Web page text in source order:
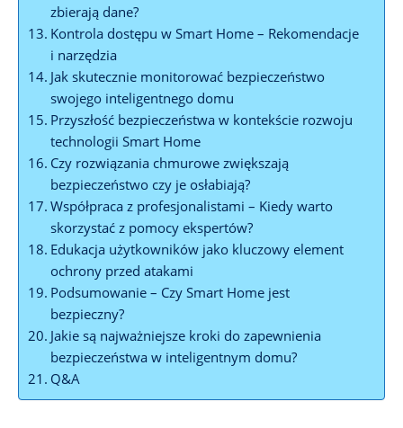
zbierają dane?
Kontrola dostępu w Smart Home – Rekomendacje
i narzędzia
Jak skutecznie monitorować bezpieczeństwo
swojego inteligentnego domu
Przyszłość bezpieczeństwa ​w ​kontekście rozwoju
technologii Smart Home
Czy rozwiązania ‌chmurowe zwiększają
⁣bezpieczeństwo czy je osłabiają?
Współpraca z‌ profesjonalistami –⁤ Kiedy warto
skorzystać ⁣z pomocy ekspertów?
Edukacja użytkowników jako kluczowy element
ochrony przed atakami
Podsumowanie – Czy Smart Home jest
bezpieczny?
Jakie są najważniejsze ‍kroki do zapewnienia ​
bezpieczeństwa w ⁢inteligentnym⁢ domu?
Q&A